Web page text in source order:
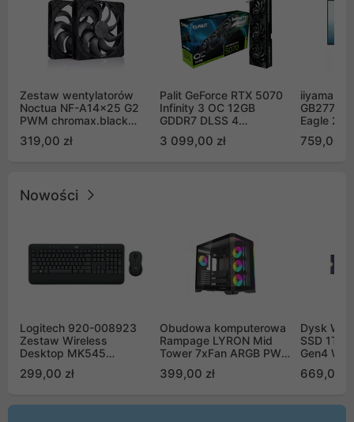
Zestaw wentylatorów
Noctua NF-A14x25 G2
PWM chromax.black
Push Pull (2szt)
319,00 zł
Palit GeForce RTX 5070
Infinity 3 OC 12GB
GDDR7 DLSS 4
GB2050S)
3 099,00 zł
iiyama G-
Eagle 27"
759,00 zł
Nowości
Logitech 920-008923
Zestaw Wireless
Desktop MK545
299,00 zł
Obudowa komputerowa
Rampage LYRON Mid
Tower 7xFan ARGB PWM
399,00 zł
Dysk WD
SSD 1TB
Gen4
669,00